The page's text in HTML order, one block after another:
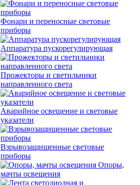
Фонари и переносные световые
приборы
Аппаратура пускорегулирующая
Прожекторы и светильники
направленного света
Аварийное освещение и световые
указатели
Взрывозащищенные световые
приборы
Опоры,
мачты освещения